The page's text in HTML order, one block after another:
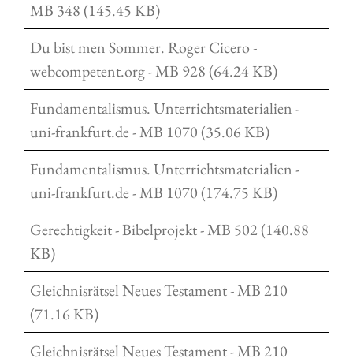
MB 348 (145.45 KB)
Du bist men Sommer. Roger Cicero -
webcompetent.org - MB 928 (64.24 KB)
Fundamentalismus. Unterrichtsmaterialien -
uni-frankfurt.de - MB 1070 (35.06 KB)
Fundamentalismus. Unterrichtsmaterialien -
uni-frankfurt.de - MB 1070 (174.75 KB)
Gerechtigkeit - Bibelprojekt - MB 502 (140.88
KB)
Gleichnisrätsel Neues Testament - MB 210
(71.16 KB)
Gleichnisrätsel Neues Testament - MB 210